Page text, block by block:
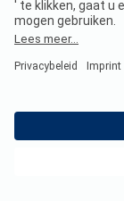
Jouw privacy
Wet digitale diensten